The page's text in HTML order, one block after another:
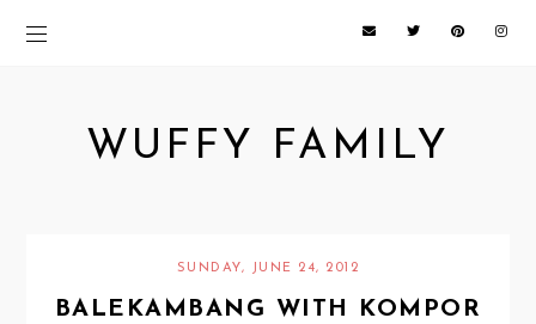
WUFFY FAMILY
SUNDAY, JUNE 24, 2012
BALEKAMBANG WITH KOMPOR